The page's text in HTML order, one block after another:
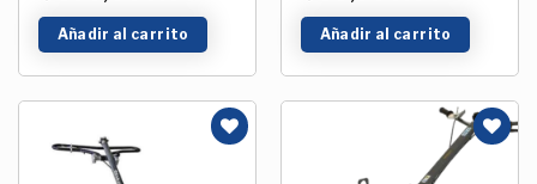
Añadir al carrito Añadir al carrito